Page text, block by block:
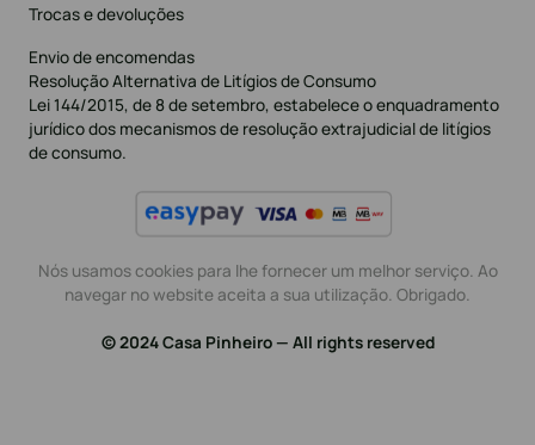
Trocas e devoluções
Envio de encomendas
Resolução Alternativa de Litígios de Consumo
Lei 144/2015, de 8 de setembro, estabelece o enquadramento
jurídico dos mecanismos de resolução extrajudicial de litígios
de consumo.
Nós usamos cookies para lhe fornecer um melhor serviço. Ao
navegar no website aceita a sua utilização. Obrigado.
© 2024 Casa Pinheiro — All rights reserved